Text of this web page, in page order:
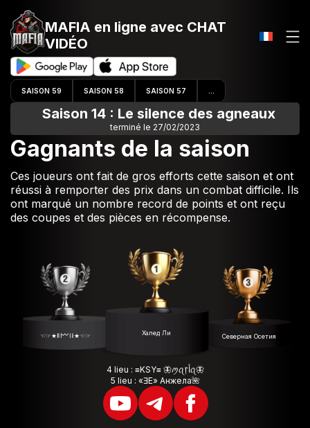
MAFIA en ligne avec CHAT
VIDÉO
SAISON 59 SAISON 58 SAISON 57
Saison 14 : Le silence des agneaux
terminé le 27/02/2023
Gagnants de la saison
Ces joueurs ont fait de gros efforts cette saison et ont
réussi à remporter des prix dans un combat difficile. Ils
ont marqué un nombre record de points et ont reçu
des coupes et des pièces en récompense.
Халед Ли
☜☞★𐌄𐌌𐌉𐌔★☜☞ Северная Осетия
4 lieu : ≡KSY≡ 🦋ꪑꪖ᥅ﺃꪖ🦋
5 lieu : «ƎE» Анжела🌺